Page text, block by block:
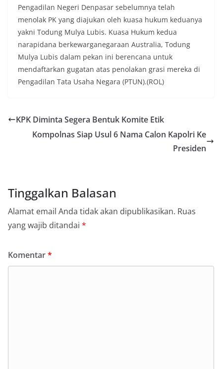
Pengadilan Negeri Denpasar sebelumnya telah
menolak PK yang diajukan oleh kuasa hukum keduanya
yakni Todung Mulya Lubis. Kuasa Hukum kedua
narapidana berkewarganegaraan Australia, Todung
Mulya Lubis dalam pekan ini berencana untuk
mendaftarkan gugatan atas penolakan grasi mereka di
Pengadilan Tata Usaha Negara (PTUN).(ROL)
KPK Diminta Segera Bentuk Komite Etik
Kompolnas Siap Usul 6 Nama Calon Kapolri Ke
Presiden
Tinggalkan Balasan
Alamat email Anda tidak akan dipublikasikan. Ruas
yang wajib ditandai *
Komentar*